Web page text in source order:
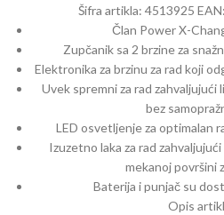
Šifra artikla: 4513925 EAN:
Član Power X-
Zupčanik sa 2 brzine za
Elektronika za brzinu za rad koji
Uvek spremni za rad
bez
LED osvetljenje za optimalan
Izuzetno laka za rad
mekanoj površini
Baterija i punjač su
Opis